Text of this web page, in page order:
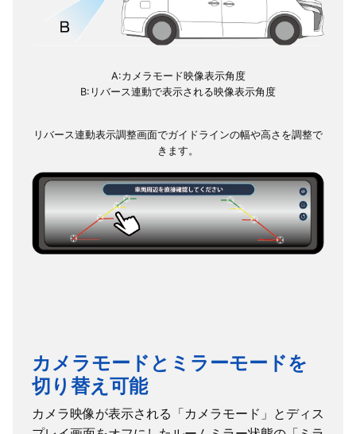
A:カメラモード映像表示角度
B:リバース連動で表示される映像表示角度
リバース連動表示調整画面でガイドラインの幅や高さを調整で
きます。
カメラモードとミラーモードを
切り替え可能
カメラ映像が表示される「カメラモード」とディス